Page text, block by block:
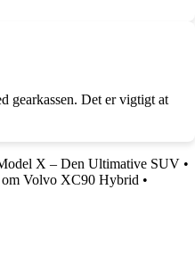
gearkassen. Det er vigtigt at
X – Den Ultimative SUV •
Volvo XC90 Hybrid •